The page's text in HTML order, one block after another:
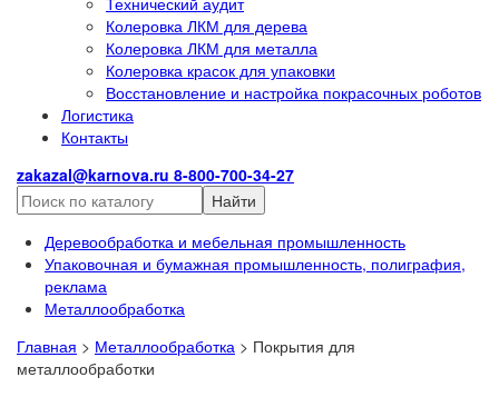
Колеровка ЛКМ для дерева
Колеровка ЛКМ для металла
Колеровка красок для упаковки
Восстановление и настройка покрасочных роботов
Логистика
Контакты
zakazal@karnova.ru 8-800-700-34-27
Найти
Деревообработка и мебельная промышленность
Упаковочная и бумажная промышленность, полиграфия,
реклама
Металлообработка
Главная > Металлообработка > Покрытия для
металлообработки